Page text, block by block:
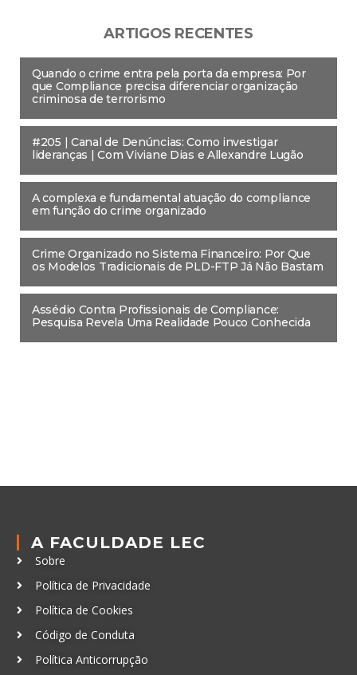
ARTIGOS RECENTES
Quando o crime entra pela porta da empresa: Por
que Compliance precisa diferenciar organização
criminosa de terrorismo
#205 | Canal de Denúncias: Como investigar
lideranças | Com Viviane Dias e Allexandre Lugão
A complexa e fundamental atuação do compliance
em função do crime organizado
Crime Organizado no Sistema Financeiro: Por Que
os Modelos Tradicionais de PLD-FTP Já Não Bastam
Assédio Contra Profissionais de Compliance:
Pesquisa Revela Uma Realidade Pouco Conhecida
A FACULDADE LEC
Sobre
Política de Privacidade
Política de Cookies
Código de Conduta
Política Anticorrupção